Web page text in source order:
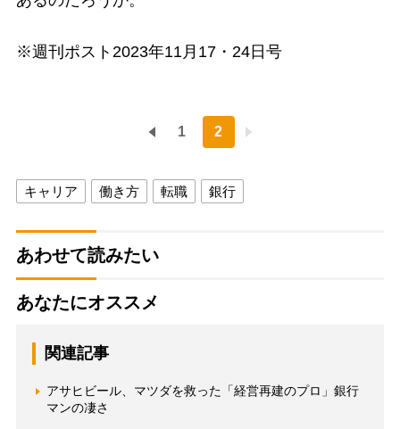
※週刊ポスト2023年11月17・24日号
1 2
キャリア 働き方 転職 銀行
あわせて読みたい
あなたにオススメ
関連記事
アサヒビール、マツダを救った「経営再建のプロ」銀行
マンの凄さ